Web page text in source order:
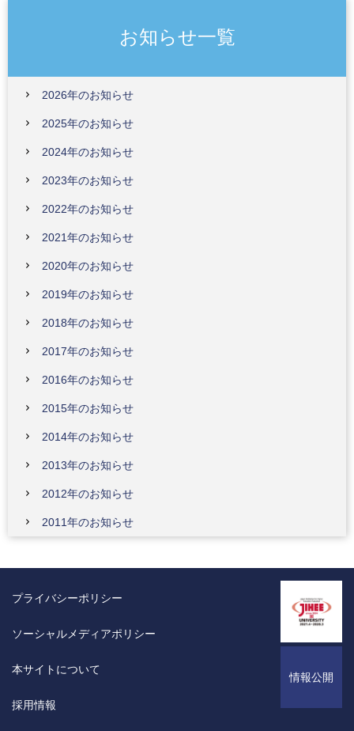
お知らせ一覧
2026年のお知らせ
2025年のお知らせ
2024年のお知らせ
2023年のお知らせ
2022年のお知らせ
2021年のお知らせ
2020年のお知らせ
2019年のお知らせ
2018年のお知らせ
2017年のお知らせ
2016年のお知らせ
2015年のお知らせ
2014年のお知らせ
2013年のお知らせ
2012年のお知らせ
2011年のお知らせ
情報公開
プライバシーポリシー
ソーシャルメディアポリシー
本サイトについて
採用情報